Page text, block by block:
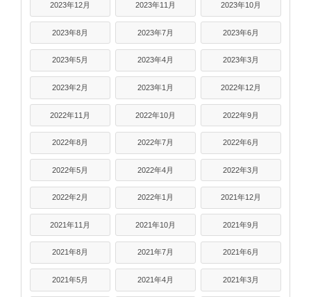
2023年12月 2023年11月 2023年10月
2023年8月 2023年7月 2023年6月
2023年5月 2023年4月 2023年3月
2023年2月 2023年1月 2022年12月
2022年11月 2022年10月 2022年9月
2022年8月 2022年7月 2022年6月
2022年5月 2022年4月 2022年3月
2022年2月 2022年1月 2021年12月
2021年11月 2021年10月 2021年9月
2021年8月 2021年7月 2021年6月
2021年5月 2021年4月 2021年3月